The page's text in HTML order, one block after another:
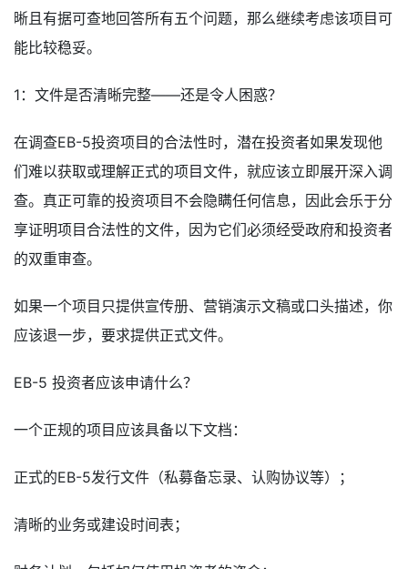
晰且有据可查地回答所有五个问题，那么继续考虑该项目可
能比较稳妥。
1：文件是否清晰完整——还是令人困惑？
在调查EB-5投资项目的合法性时，潜在投资者如果发现他
们难以获取或理解正式的项目文件，就应该立即展开深入调
查。真正可靠的投资项目不会隐瞒任何信息，因此会乐于分
享证明项目合法性的文件，因为它们必须经受政府和投资者
的双重审查。
如果一个项目只提供宣传册、营销演示文稿或口头描述，你
应该退一步，要求提供正式文件。
EB-5 投资者应该申请什么？
一个正规的项目应该具备以下文档：
正式的EB-5发行文件（私募备忘录、认购协议等）；
清晰的业务或建设时间表；